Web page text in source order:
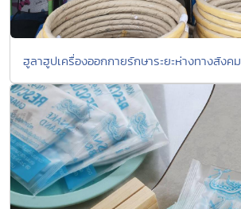
ฮูลาฮูปเครื่องออกกายรักษาระยะห่างทางสังคม